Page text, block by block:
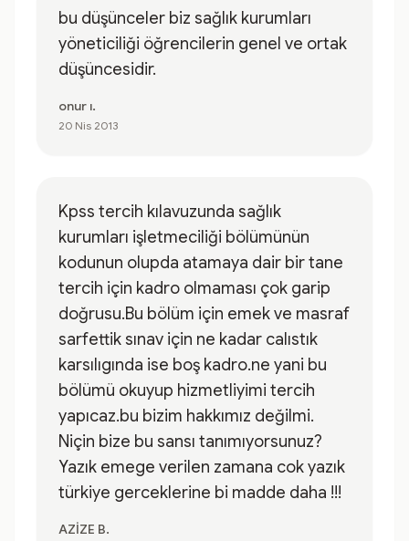
bu düşünceler biz sağlık kurumları
yöneticiliği öğrencilerin genel ve ortak
düşüncesidir.
onur ı.
20 Nis 2013
Kpss tercih kılavuzunda sağlık
kurumları işletmeciliği bölümünün
kodunun olupda atamaya dair bir tane
tercih için kadro olmaması çok garip
doğrusu.Bu bölüm için emek ve masraf
sarfettik sınav için ne kadar calıstık
karsılıgında ise boş kadro.ne yani bu
bölümü okuyup hizmetliyimi tercih
yapıcaz.bu bizim hakkımız değilmi.
Niçin bize bu sansı tanımıyorsunuz?
Yazık emege verilen zamana cok yazık
türkiye gerceklerine bi madde daha !!!
AZİZE B.